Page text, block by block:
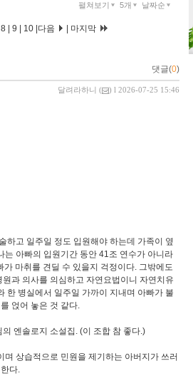
펼쳐보기 5개 날짜순
8 9 10 다음 마지막
댓글(0)
달려라하니 ( ) l 2026-07-25 15:46
하고 일주일 정도 입원해야 하는데 가족이 옆
아빠의 입원기간 동안 41조 연수가 아니라
마취를 견딜 수 있을지 걱정이다. 그밖에도
과 의사를 의심하고 자연요법이니 자연치유
한 병실에서 일주일 가까이 지내며 아빠가 불
얹어 놓은 것 같다.
엔솔로지 소설집. (이 조합 참 좋다.)
며 상습적으로 민원을 제기하는 아버지가 쓰러
다.